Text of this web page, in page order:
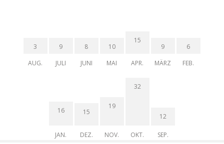
3
AUG.
9
JULI
8
JUNI
10
MAI
15
APR.
9
MÄRZ
6
FEB.
16
JAN.
15
DEZ.
19
NOV.
32
OKT.
12
SEP.